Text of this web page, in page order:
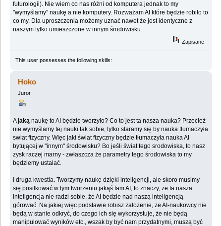
futurologii). Nie wiem co nas różni od komputera jednak to my
"wymyślamy" naukę a nie komputery. Rozważam AI które będzie robiło to
co my. Dla uproszczenia możemy uznać nawet że jest identyczne z
naszym tylko umieszczone w innym środowisku.
Zapisane
This user possesses the following skills:
Hoko
Juror
Ajaką naukę to AI będzie tworzyło? Co to jest ta nasza nauka? Przecież
nie wymyślamy tej nauki tak sobie, tylko staramy się by nauka tłumaczyła
swiat fizyczny. Więc jaki świat fizyczny będzie tłumaczyła nauka AI
bytującej w "innym" środowisku? Bo jeśli świat tego srodowiska, to nasz
zysk raczej marny - zwłaszcza że parametry tego środowiska to my
będziemy ustalać.
I druga kwestia. Tworzymy naukę dzięki inteligencji, ale skoro musimy
się posiłkować w tym tworzeniu jakąś tam AI, to znaczy, że ta nasza
inteligencja nie radzi sobie, że AI będzie nad naszą inteligencją
górować. Na jakiej więc podstawie robisz założenie, że AI-naukowcy nie
będą w stanie odkryć, do czego ich się wykorzystuje, że nie będą
manipulować wyników etc., wszak by być nam przydatnymi, muszą być